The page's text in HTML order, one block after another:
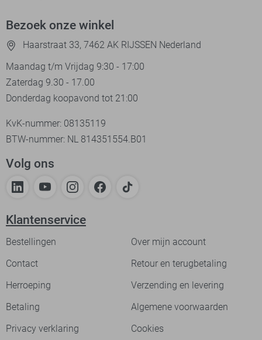
Bezoek onze winkel
Haarstraat 33, 7462 AK RIJSSEN Nederland
Maandag t/m Vrijdag 9:30 - 17:00
Zaterdag 9.30 - 17.00
Donderdag koopavond tot 21:00
KvK-nummer: 08135119
BTW-nummer: NL 814351554.B01
Volg ons
Klantenservice
Bestellingen
Over mijn account
Contact
Retour en terugbetaling
Herroeping
Verzending en levering
Betaling
Algemene voorwaarden
Privacy verklaring
Cookies